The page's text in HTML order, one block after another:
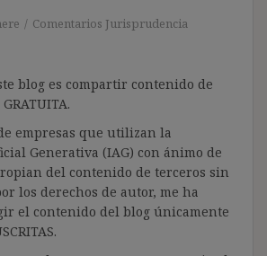
Comentarios Jurisprudencia
blog es compartir contenido de
empresas que utilizan la
Generativa (IAG) con ánimo de
del contenido de terceros sin
los derechos de autor, me ha
el contenido del blog únicamente